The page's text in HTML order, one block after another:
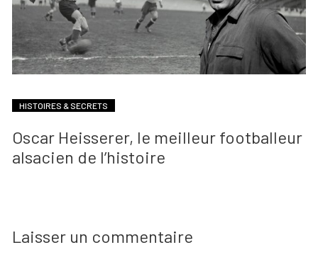
HISTOIRES & SECRETS
Oscar Heisserer, le meilleur footballeur
alsacien de l’histoire
Laisser un commentaire